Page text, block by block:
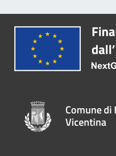
Comune
Vicentina